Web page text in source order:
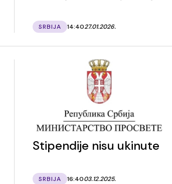
SRBIJA 14:4027.01.2026.
Stipendije nisu ukinute
SRBIJA 16:4003.12.2025.